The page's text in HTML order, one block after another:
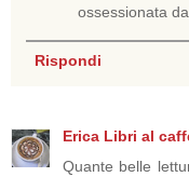
ossessionata
Rispondi
Erica Libri al
Quante belle